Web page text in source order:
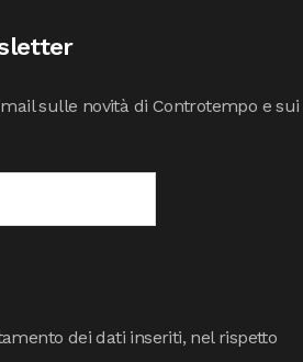
sulle novità di Controtempo e sui
dei dati inseriti, nel rispetto